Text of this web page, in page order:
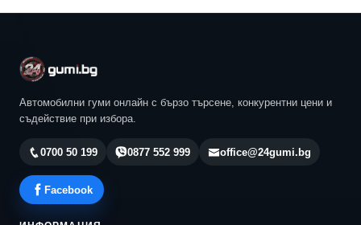
Автомобилни гуми онлайн с бързо търсене, конкурентни цени и
съдействие при избора.
0700 50 199 0877 552 999 office@24gumi.bg
Facebook